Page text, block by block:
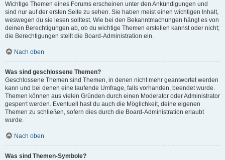
Wichtige Themen eines Forums erscheinen unter den Ankündigungen und
sind nur auf der ersten Seite zu sehen. Sie haben meist einen wichtigen Inhalt,
weswegen du sie lesen solltest. Wie bei den Bekanntmachungen hängt es von
deinen Berechtigungen ab, ob du wichtige Themen erstellen kannst oder nicht;
die Berechtigungen stellt die Board-Administration ein.
Nach oben
Was sind geschlossene Themen?
Geschlossene Themen sind Themen, in denen nicht mehr geantwortet werden
kann und bei denen eine laufende Umfrage, falls vorhanden, beendet wurde.
Themen können aus vielen Gründen durch einen Moderator oder Administrator
gesperrt werden. Eventuell hast du auch die Möglichkeit, deine eigenen
Themen zu schließen, sofern dies durch die Board-Administration erlaubt
wurde.
Nach oben
Was sind Themen-Symbole?